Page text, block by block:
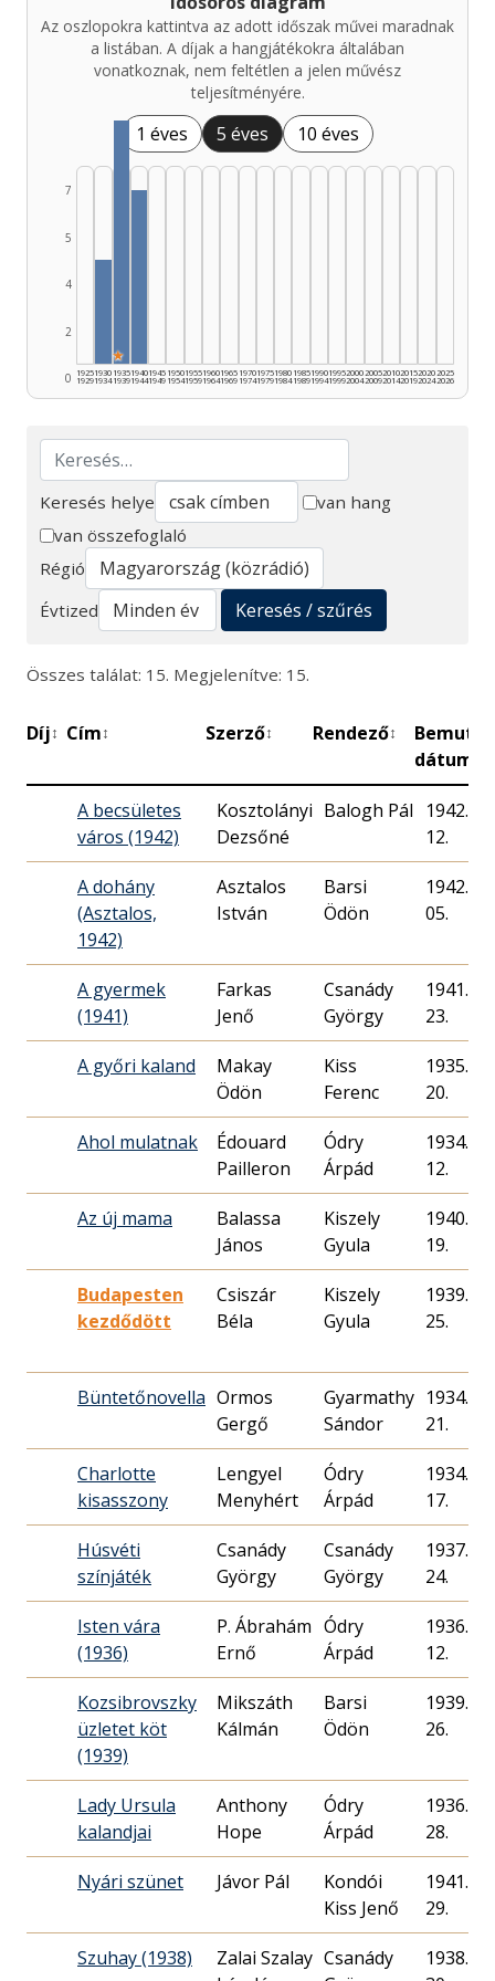
Az oszlopokra kattintva az adott időszak művei maradnak
a listában. A díjak a hangjátékokra általában
vonatkoznak, nem feltétlen a jelen művész
teljesítményére.
1 éves 5 éves 10 éves
0
2
4
5
7
1925
1929
1930
1934
★
1935
1939
1940
1944
1945
1949
1950
1954
1955
1959
1960
1964
1965
1969
1970
1974
1975
1979
1980
1984
1985
1989
1990
1994
1995
1999
2000
2004
2005
2009
2010
2014
2015
2019
2020
2024
2025
2026
Keresés
Keresés helye
van hang
van összefoglaló
Régió
Évtized
Keresés / szűrés
Összes találat: 15. Megjelenítve: 15.
Díj↕ Cím↕ Szerző↕ Rendező↕
dátuma
A becsületes
város (1942)
Kosztolányi
Dezsőné
Balogh Pál
1942. 07.
12.
A dohány
(Asztalos,
1942)
Asztalos
István
Barsi
Ödön
1942. 09.
05.
A gyermek
(1941)
Farkas
Jenő
Csanády
György
1941. 12.
23.
A győri kaland
Makay
Ödön
Kiss
Ferenc
1935. 10.
20.
Ahol mulatnak
Édouard
Pailleron
Ódry
Árpád
1934. 06.
12.
Az új mama
Balassa
János
Kiszely
Gyula
1940. 09.
19.
Budapesten
kezdődött
Csiszár
Béla
Kiszely
Gyula
1939. 07.
25.
Büntetőnovella Ormos
Gergő
Gyarmathy
Sándor
1934. 09.
21.
Charlotte
kisasszony
Lengyel
Menyhért
Ódry
Árpád
1934. 05.
17.
Húsvéti
színjáték
Csanády
György
Csanády
György
1937. 03.
24.
Isten vára
(1936)
P. Ábrahám
Ernő
Ódry
Árpád
1936. 05.
12.
Kozsibrovszky
üzletet köt
(1939)
Mikszáth
Kálmán
Barsi
Ödön
1939. 02.
26.
Lady Ursula
kalandjai
Anthony
Hope
Ódry
Árpád
1936. 03.
28.
Nyári szünet Jávor Pál
Kondói
Kiss Jenő
1941. 06.
29.
Szuhay (1938)
Zalai Szalay Csanády
1938. 01.